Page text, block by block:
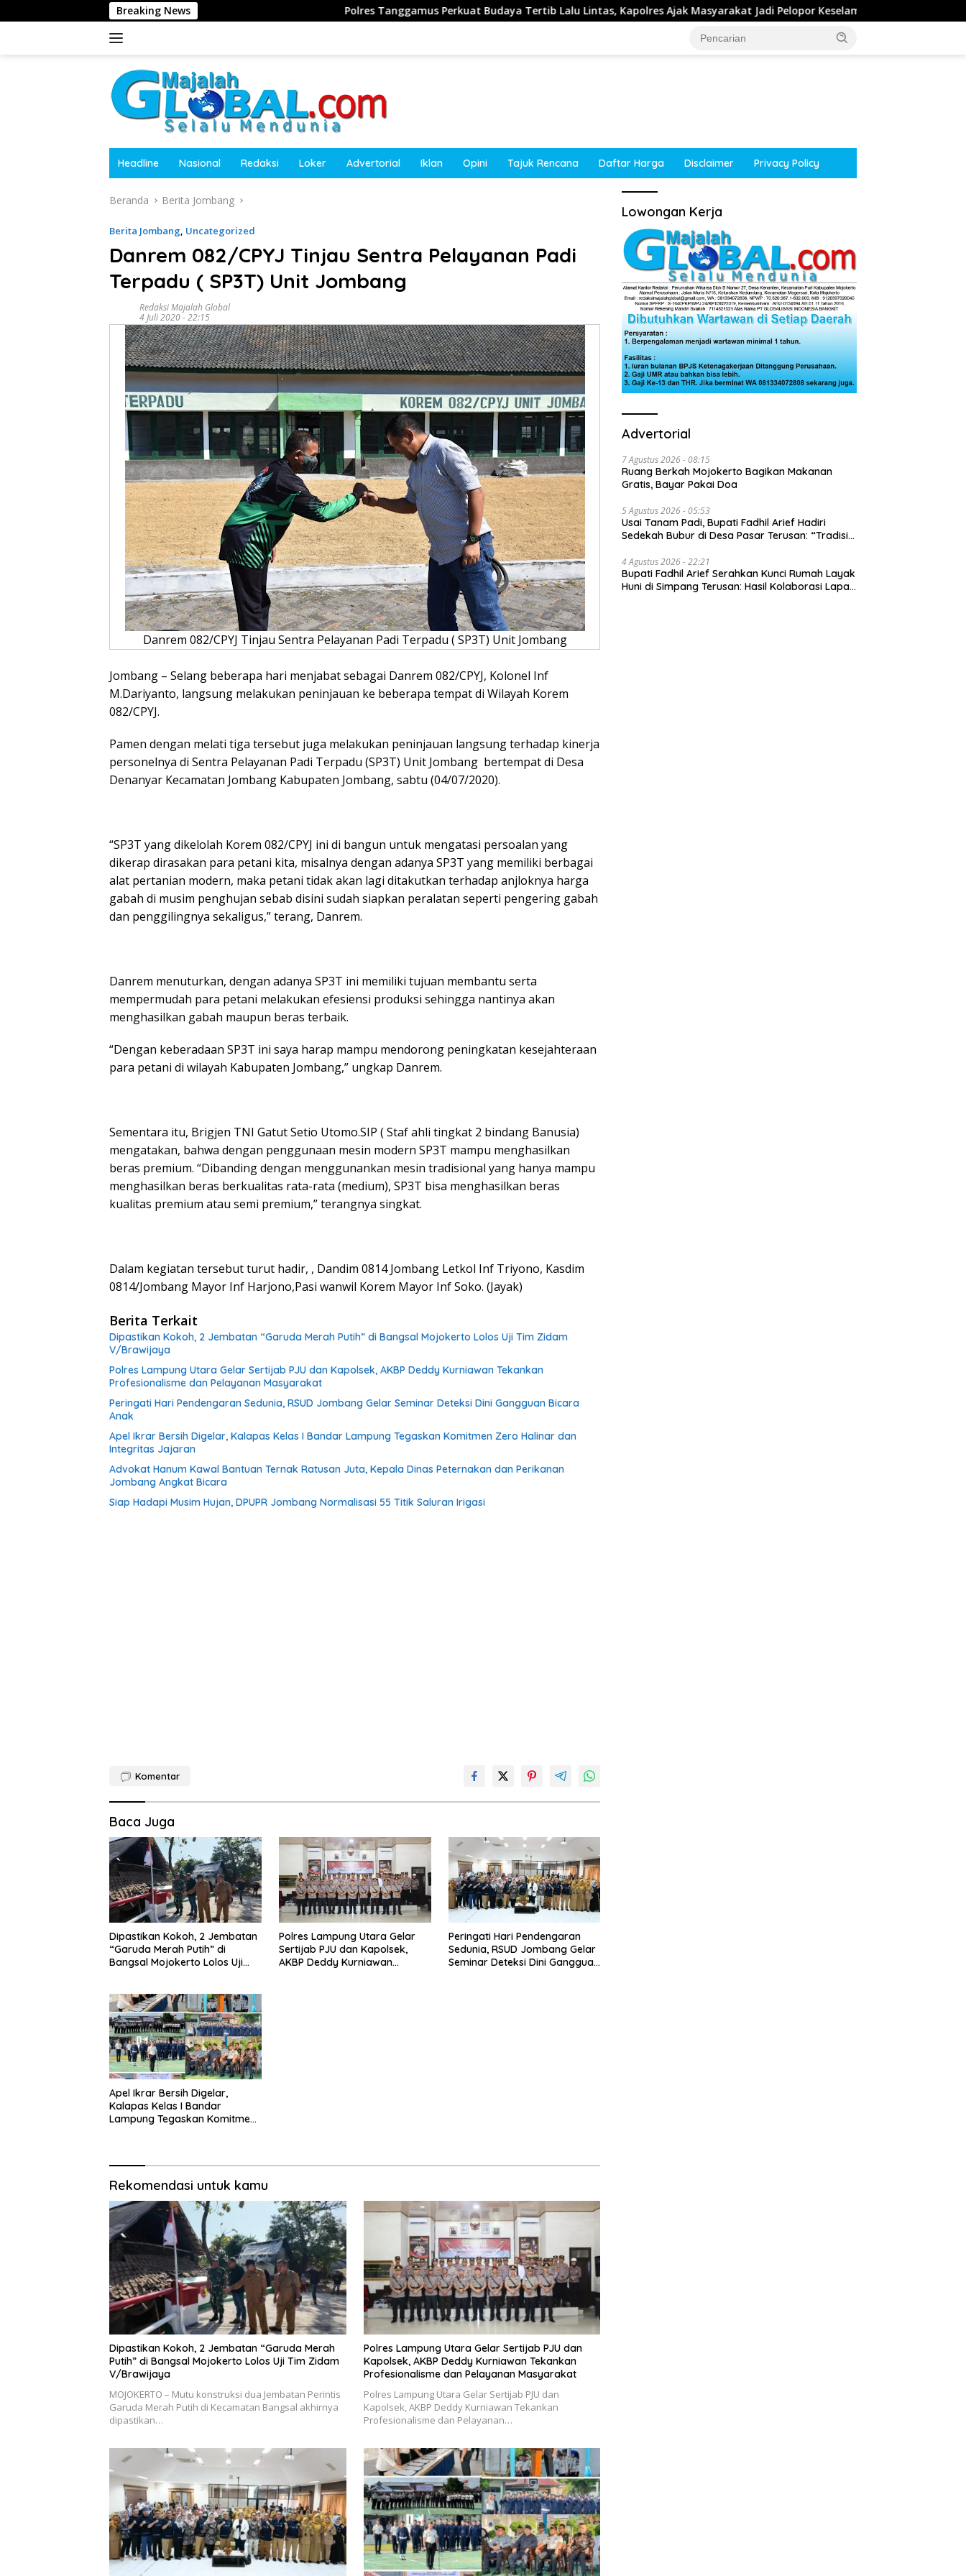
ke
Breaking News Polres Tanggamus Perkuat Budaya Tertib Lalu Lintas, Kapolres Ajak Masyarakat Jadi Pelopor Keselamatan Lewat Safety Riding dan Siger
Headline Nasional Redaksi Loker Advertorial Iklan Opini Tajuk Rencana Daftar Harga Disclaimer Privacy Policy
Beranda Berita Jombang
Berita Jombang, Uncategorized
Danrem 082/CPYJ Tinjau Sentra Pelayanan Padi
Terpadu ( SP3T) Unit Jombang
Redaksi Majalah Global
4 Juli 2020 - 22:15
Danrem 082/CPYJ Tinjau Sentra Pelayanan Padi Terpadu ( SP3T) Unit Jombang
Jombang – Selang beberapa hari menjabat sebagai Danrem 082/CPYJ, Kolonel Inf
M.Dariyanto, langsung melakukan peninjauan ke beberapa tempat di Wilayah Korem
082/CPYJ.
Pamen dengan melati tiga tersebut juga melakukan peninjauan langsung terhadap kinerja
personelnya di Sentra Pelayanan Padi Terpadu (SP3T) Unit Jombang bertempat di Desa
Denanyar Kecamatan Jombang Kabupaten Jombang, sabtu (04/07/2020).
“SP3T yang dikelolah Korem 082/CPYJ ini di bangun untuk mengatasi persoalan yang
dikerap dirasakan para petani kita, misalnya dengan adanya SP3T yang memiliki berbagai
alat pertanian modern, maka petani tidak akan lagi ditakutkan terhadap anjloknya harga
gabah di musim penghujan sebab disini sudah siapkan peralatan seperti pengering gabah
dan penggilingnya sekaligus,” terang, Danrem.
Danrem menuturkan, dengan adanya SP3T ini memiliki tujuan membantu serta
mempermudah para petani melakukan efesiensi produksi sehingga nantinya akan
menghasilkan gabah maupun beras terbaik.
“Dengan keberadaan SP3T ini saya harap mampu mendorong peningkatan kesejahteraan
para petani di wilayah Kabupaten Jombang,” ungkap Danrem.
Sementara itu, Brigjen TNI Gatut Setio Utomo.SIP ( Staf ahli tingkat 2 bindang Banusia)
mengatakan, bahwa dengan penggunaan mesin modern SP3T mampu menghasilkan
beras premium. “Dibanding dengan menggunankan mesin tradisional yang hanya mampu
menghasilkan beras berkualitas rata-rata (medium), SP3T bisa menghasilkan beras
kualitas premium atau semi premium,” terangnya singkat.
Dalam kegiatan tersebut turut hadir, , Dandim 0814 Jombang Letkol Inf Triyono, Kasdim
0814/Jombang Mayor Inf Harjono,Pasi wanwil Korem Mayor Inf Soko. (Jayak)
Berita Terkait
Dipastikan Kokoh, 2 Jembatan “Garuda Merah Putih” di Bangsal Mojokerto Lolos Uji Tim Zidam
V/Brawijaya
Polres Lampung Utara Gelar Sertijab PJU dan Kapolsek, AKBP Deddy Kurniawan Tekankan
Profesionalisme dan Pelayanan Masyarakat
Peringati Hari Pendengaran Sedunia, RSUD Jombang Gelar Seminar Deteksi Dini Gangguan Bicara
Anak
Apel Ikrar Bersih Digelar, Kalapas Kelas I Bandar Lampung Tegaskan Komitmen Zero Halinar dan
Integritas Jajaran
Advokat Hanum Kawal Bantuan Ternak Ratusan Juta, Kepala Dinas Peternakan dan Perikanan
Jombang Angkat Bicara
Siap Hadapi Musim Hujan, DPUPR Jombang Normalisasi 55 Titik Saluran Irigasi
Komentar
Baca Juga
Dipastikan Kokoh, 2 Jembatan
“Garuda Merah Putih” di
Bangsal Mojokerto Lolos Uji
Polres Lampung Utara Gelar
Sertijab PJU dan Kapolsek,
AKBP Deddy Kurniawan
Peringati Hari Pendengaran
Sedunia, RSUD Jombang Gelar
Seminar Deteksi Dini Gangguan
Apel Ikrar Bersih Digelar,
Kalapas Kelas I Bandar
Lampung Tegaskan Komitmen
Rekomendasi untuk kamu
Dipastikan Kokoh, 2 Jembatan “Garuda Merah
Putih” di Bangsal Mojokerto Lolos Uji Tim Zidam
V/Brawijaya
MOJOKERTO – Mutu konstruksi dua Jembatan Perintis
Garuda Merah Putih di Kecamatan Bangsal akhirnya
dipastikan…
Polres Lampung Utara Gelar Sertijab PJU dan
Kapolsek, AKBP Deddy Kurniawan Tekankan
Profesionalisme dan Pelayanan Masyarakat
Polres Lampung Utara Gelar Sertijab PJU dan
Kapolsek, AKBP Deddy Kurniawan Tekankan
Profesionalisme dan Pelayanan…
Lowongan Kerja
Advertorial
7 Agustus 2026 - 08:15
Ruang Berkah Mojokerto Bagikan Makanan
Gratis, Bayar Pakai Doa
5 Agustus 2026 - 05:53
Usai Tanam Padi, Bupati Fadhil Arief Hadiri
Sedekah Bubur di Desa Pasar Terusan: “Tradisi
4 Agustus 2026 - 22:21
Bupati Fadhil Arief Serahkan Kunci Rumah Layak
Huni di Simpang Terusan: Hasil Kolaborasi Lapas